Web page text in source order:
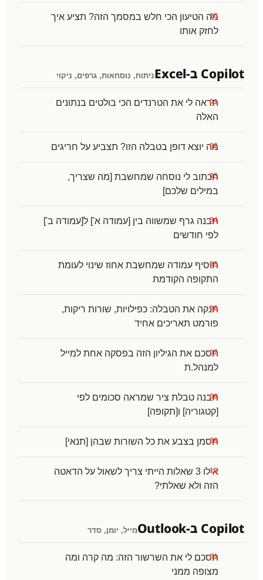
מה הטיעון הכי חלש במסמך הזה? תציע איך
לחזק אותו
Copilot ב-Excel ניתוח, נוסחאות, גרפים, ניקוי
תראה לי את הטרנדים הכי בולטים בנתונים
האלה
מה יוצא דופן בטבלה הזו? תצביע על חריגים
תכתוב לי נוסחה שמחשבת [מה שצריך,
במילים שלכם]
תבנה גרף שמשווה בין [עמודה א'] ל[עמודה ב']
לפי חודשים
תוסיף עמודה שמחשבת אחוז שינוי לעומת
התקופה הקודמת
תנקה את הטבלה: כפילויות, שורות ריקות,
פורמט תאריכים אחיד
תסכם את הגיליון הזה בפסקה אחת למייל
למנהל.ת
תבנה טבלת ציר שמראה סכומים לפי
[קטגוריה] ו[תקופה]
תסמן בצבע את כל השורות שבהן [תנאי]
אילו 3 שאלות הייתי צריך לשאול על הדאטה
הזה ולא שאלתי?
Copilot ב-Outlook מייל, יומן, סדר
תסכם לי את השרשור הזה: מה קרה ומה
מצופה ממני